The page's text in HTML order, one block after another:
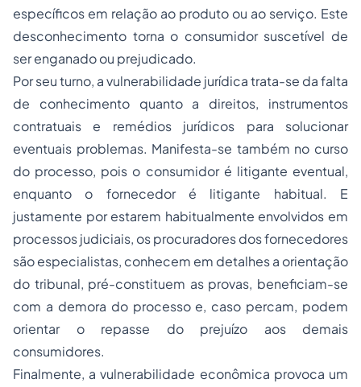
específicos em relação ao produto ou ao serviço. Este
desconhecimento torna o consumidor suscetível de
ser enganado ou prejudicado.
Por seu turno, a vulnerabilidade jurídica trata-se da falta
de conhecimento quanto a direitos, instrumentos
contratuais e remédios jurídicos para solucionar
eventuais problemas. Manifesta-se também no curso
do processo, pois o consumidor é litigante eventual,
enquanto o fornecedor é litigante habitual. E
justamente por estarem habitualmente envolvidos em
processos judiciais, os procuradores dos fornecedores
são especialistas, conhecem em detalhes a orientação
do tribunal, pré-constituem as provas, beneficiam-se
com a demora do processo e, caso percam, podem
orientar o repasse do prejuízo aos demais
consumidores.
Finalmente, a vulnerabilidade econômica provoca um